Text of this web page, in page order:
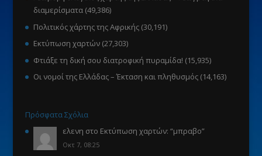
διαμερίσματα (49,386)
Πολιτικός χάρτης της Αφρικής (30,191)
Εκτύπωση χαρτών (27,303)
Φτιάξε τη δική σου διατροφική πυραμίδα! (15,935)
Οι νομοί της Ελλάδας – Έκταση και πληθυσμός (14,163)
Πρόσφατα Σχόλια
ελενη στο Εκτύπωση χαρτών: “μπραβο”
Οκτ 7, 08:25